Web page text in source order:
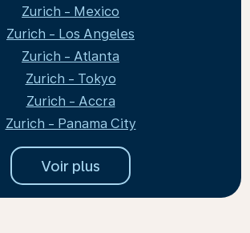
Zurich - Mexico
Zurich - Los Angeles
Zurich - Atlanta
Zurich - Tokyo
Zurich - Accra
Zurich - Panama City
Voir plus